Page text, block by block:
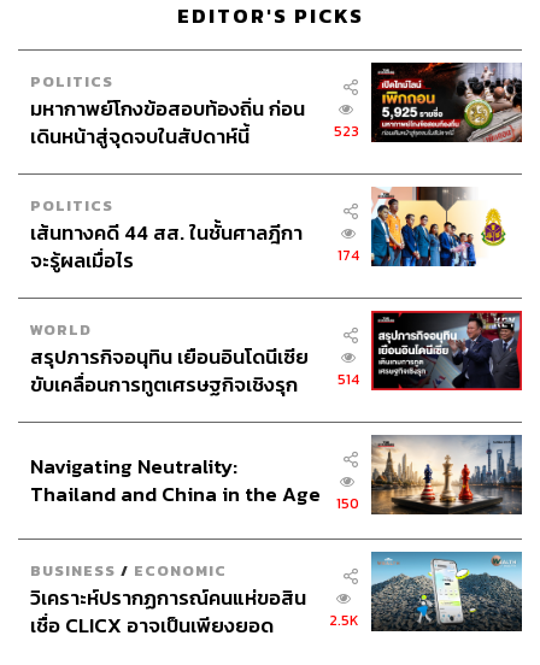
EDITOR'S PICKS
POLITICS
มหากาพย์โกงข้อสอบท้องถิ่น ก่อน
เดินหน้าสู่จุดจบในสัปดาห์นี้
523
POLITICS
เส้นทางคดี 44 สส. ในชั้นศาลฎีกา
จะรู้ผลเมื่อไร
174
WORLD
สรุปภารกิจอนุทิน เยือนอินโดนีเซีย
ขับเคลื่อนการทูตเศรษฐกิจเชิงรุก
514
Navigating Neutrality:
Thailand and China in the Age
150
BUSINESS / ECONOMIC
วิเคราะห์ปรากฏการณ์คนแห่ขอสิน
เชื่อ CLICX อาจเป็นเพียงยอด
2.5K